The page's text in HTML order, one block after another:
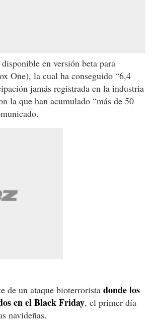
en versión beta para
One), la cual ha conseguido “6,4
jamás registrada en la industria
la que han acumulado “más de 50
de un ataque bioterrorista donde los
en el Black Friday, el primer día
navideñas.